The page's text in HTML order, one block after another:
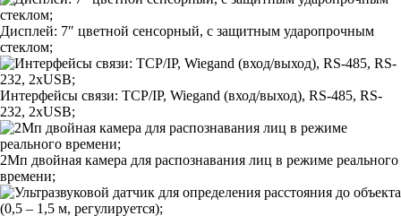
Дисплей: 7″ цветной сенсорный, с защитным ударопрочным
стеклом;
Интерфейсы связи: TCP/IP, Wiegand (вход/выход), RS-485, RS-
232, 2хUSB;
2Мп двойная камера для распознавания лиц в режиме реального
времени;